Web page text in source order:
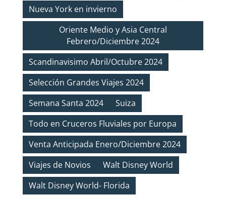
Nueva York en invierno
Oriente Medio y Asia Central
Febrero/Diciembre 2024
Scandinavisimo Abril/Octubre 2024
Selección Grandes Viajes 2024
Semana Santa 2024
Suiza
Todo en Cruceros Fluviales por Europa
Venta Anticipada Enero/Diciembre 2024
Viajes de Novios
Walt Disney World
Walt Disney World- Florida